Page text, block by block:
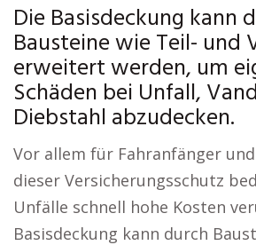
Die Basisdeckung kann
Bausteine wie Teil- und
erweitert werden, um
Schäden bei Unfall,
Diebstahl abzudecken.
Vor allem für Fahranfänger
dieser Versicherungsschutz
Unfälle schnell hohe Kosten
Basisdeckung kann durch